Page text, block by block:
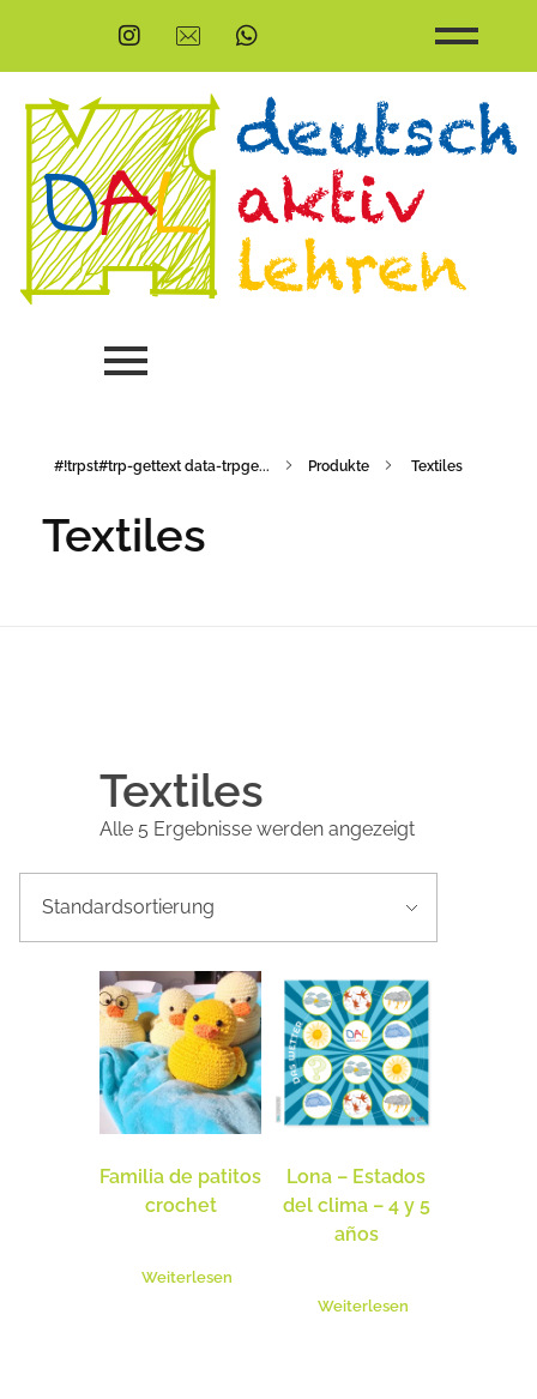
#!trpst#trp-gettext data-trpge... Produkte Textiles
Textiles
Textiles
Alle 5 Ergebnisse werden angezeigt
Familia de patitos
crochet
Weiterlesen
Lona – Estados
del clima – 4 y 5
años
Weiterlesen